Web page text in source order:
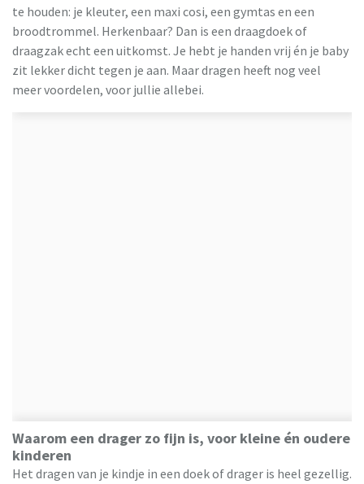
te houden: je kleuter, een maxi cosi, een gymtas en een
broodtrommel. Herkenbaar? Dan is een draagdoek of
draagzak echt een uitkomst. Je hebt je handen vrij én je baby
zit lekker dicht tegen je aan. Maar dragen heeft nog veel
meer voordelen, voor jullie allebei.
Waarom een drager zo fijn is, voor kleine én oudere
kinderen
Het dragen van je kindje in een doek of drager is heel gezellig.